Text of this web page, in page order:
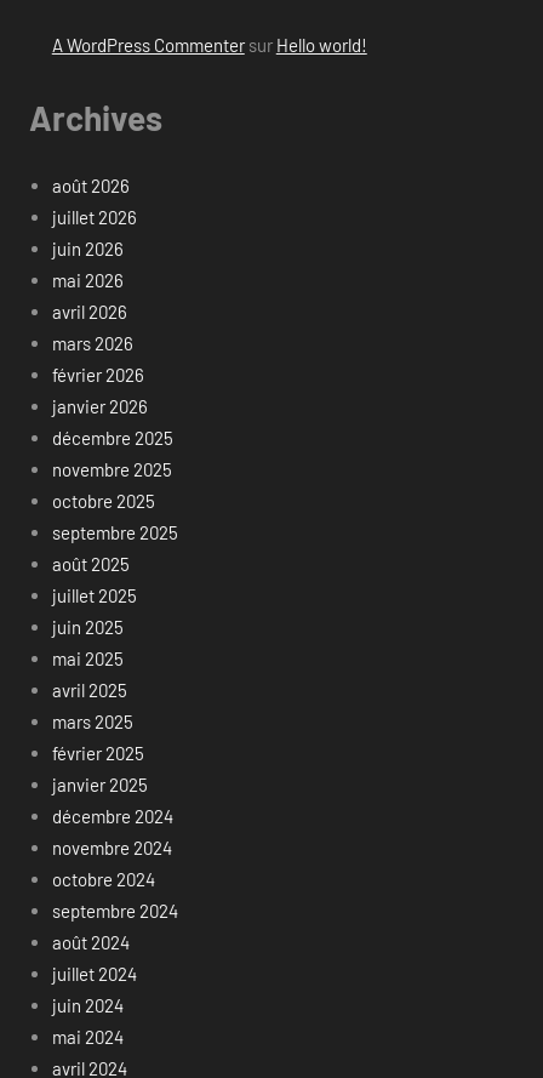
A WordPress Commentersur Hello world!
Archives
août 2026
juillet 2026
juin 2026
mai 2026
avril 2026
mars 2026
février 2026
janvier 2026
décembre 2025
novembre 2025
octobre 2025
septembre 2025
août 2025
juillet 2025
juin 2025
mai 2025
avril 2025
mars 2025
février 2025
janvier 2025
décembre 2024
novembre 2024
octobre 2024
septembre 2024
août 2024
juillet 2024
juin 2024
mai 2024
avril 2024